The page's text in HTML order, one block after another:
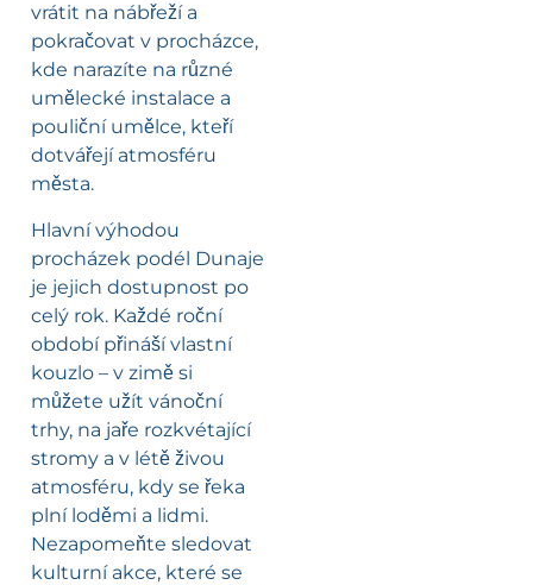
vrátit na nábřeží a
pokračovat v procházce,
kde narazíte na různé
umělecké instalace a
pouliční umělce, kteří
dotvářejí atmosféru
města.
Hlavní výhodou
procházek podél Dunaje
je jejich dostupnost po
celý rok. Každé roční
období přináší vlastní
kouzlo – v zimě si
můžete užít vánoční
trhy, na jaře rozkvétající
stromy a v létě živou
atmosféru, kdy se řeka
plní loděmi a lidmi.
Nezapomeňte sledovat
kulturní akce, které se